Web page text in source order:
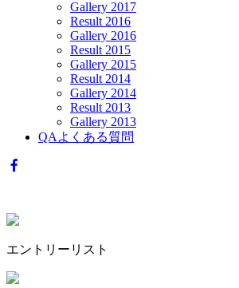
Gallery 2017
Result 2016
Gallery 2016
Result 2015
Gallery 2015
Result 2014
Gallery 2014
Result 2013
Gallery 2013
QA よくある質問
エントリーリスト